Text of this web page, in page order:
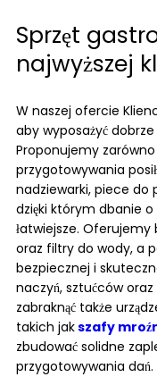
Sprzęt
najwyższej
W naszej ofercie
aby wyposażyć
Proponujemy zarówno
przygotowywania
nadziewarki, piece do
dzięki którym dbanie o
łatwiejsze.
oraz filtry do wody, a
bezpiecznej i
naczyń, sztućców
zabraknąć także
takich jakszafy
zbudować solidne
przygotowywania dań.